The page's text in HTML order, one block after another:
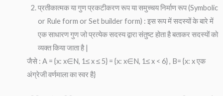
प्रतीकात्मक या गुण प्रकटीकरण रूप या समुच्चय निर्माण रूप (Symbolic
or Rule form or Set builder form) : इस रूप में सदस्यों के बारे में
एक साधारण गुण जो प्रत्येक सदस्य द्वारा संतुष्ट होता है बताकर सदस्यों को
व्यक्त किया जाता है |
जैसे : A = {x: x∈N, 1≤ x ≤ 5} = {x: x∈N, 1≤ x < 6} , B= {x: x एक
अंग्रेजी वर्णमाला का स्वर है}